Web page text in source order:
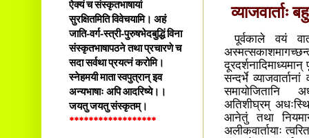
व्याजवार्ताः
पूर्वकाले वयं
सन्दर्भे
समायोजितानि
अतिशीघ्रम्
आनेतुं तथा
अलीकवार्तायाः
ऐक्यं च संस्कृतभाषायां
सुरक्षितमिति विवेचयामि। अहं
जाति-वर्ग-स्त्री-पुरुषभेदबुद्धिं विना
संस्कृतभाषापठने तथा प्रचारणे च
सदा सर्वथा प्रयत्नं करोमि।
स्नेहमयी माता स्वपुत्रान् इव
अन्यभाषाः अपि आदरिष्ये।।
जयतु जयतु संस्कृतम्।
******************